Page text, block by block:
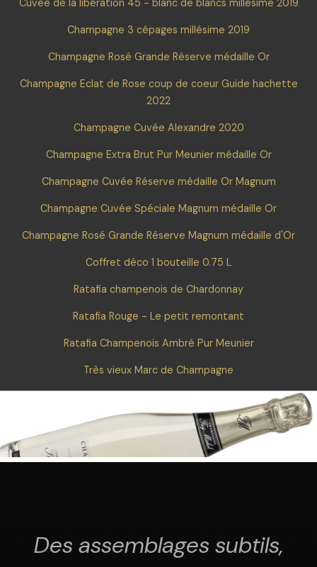
Cuvée de la libération 45 - blanc de blancs millésime 2019
Champagne 3 cépages millésime 2019
Champagne Rosé Grande Réserve médaille Or
Champagne Eclat de Rose coup de coeur Guide hachette
2022
Champagne Cuvée Alexandre 2020
Champagne Extra Brut Pur Meunier médaille Or
Champagne Cuvée Réserve médaille Or Magnum
Champagne Cuvée Spéciale Magnum médaille Or
Champagne Rosé Grande Réserve Magnum médaille d'Or
Coffret déco 1 bouteille 0.75 L
Ratafia champenois de Chardonnay
Ratafia Rouge - Le petit remontant
Ratafia Champenois Ambré Pur Meunier
Très vieux Marc de Champagne
Des assemblages subtils,